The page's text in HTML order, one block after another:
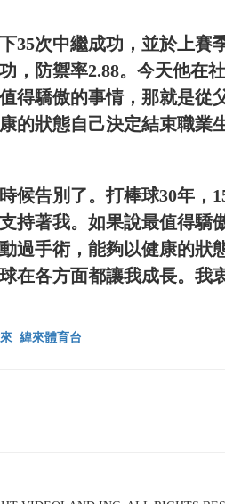
35次中繼成功，並於上賽
，防禦率2.88。今天他在
得驕傲的事情，那就是從
的狀態自己決定結束職業
候告別了。打棒球30年，
持著我。如果說最值得驕
過手術，能夠以健康的狀
在各方面都讓我成長。我
緯來體育台